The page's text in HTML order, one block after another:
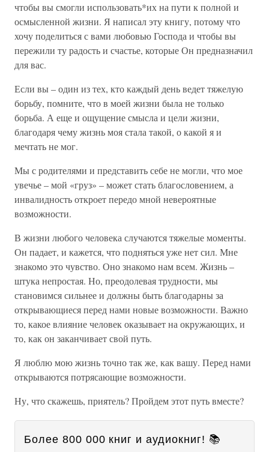
чтобы вы смогли использовать*их на пути к полной и
осмысленной жизни. Я написал эту книгу, потому что
хочу поделиться с вами любовью Господа и чтобы вы
пережили ту радость и счастье, которые Он предназначил
для вас.
Если вы – один из тех, кто каждый день ведет тяжелую
борьбу, помните, что в моей жизни была не только
борьба. А еще и ощущение смысла и цели жизни,
благодаря чему жизнь моя стала такой, о какой я и
мечтать не мог.
Мы с родителями и представить себе не могли, что мое
увечье – мой «груз» – может стать благословением, а
инвалидность откроет передо мной невероятные
возможности.
В жизни любого человека случаются тяжелые моменты.
Он падает, и кажется, что подняться уже нет сил. Мне
знакомо это чувство. Оно знакомо нам всем. Жизнь –
штука непростая. Но, преодолевая трудности, мы
становимся сильнее и должны быть благодарны за
открывающиеся перед нами новые возможности. Важно
то, какое влияние человек оказывает на окружающих, и
то, как он заканчивает свой путь.
Я люблю мою жизнь точно так же, как вашу. Перед нами
открываются потрясающие возможности.
Ну, что скажешь, приятель? Пройдем этот путь вместе?
Более 800 000 книг и аудиокниг! 📚